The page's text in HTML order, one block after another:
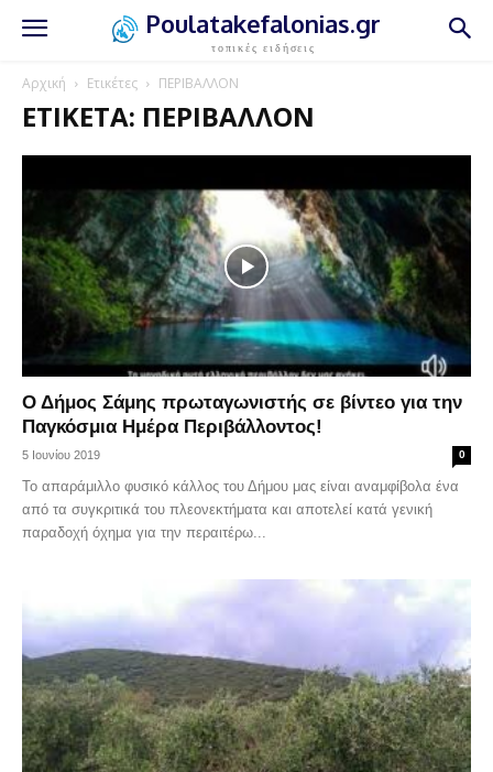
Poulatakefalonias.gr
τοπικές ειδήσεις
Αρχική Ετικέτες ΠΕΡΙΒΑΛΛΟΝ
ΕΤΙΚΈΤΑ: ΠΕΡΙΒΑΛΛΟΝ
Ο Δήμος Σάμης πρωταγωνιστής σε βίντεο για την
Παγκόσμια Ημέρα Περιβάλλοντος!
5 Ιουνίου 2019 0
Το απαράμιλλο φυσικό κάλλος του Δήμου μας είναι αναμφίβολα ένα
από τα συγκριτικά του πλεονεκτήματα και αποτελεί κατά γενική
παραδοχή όχημα για την περαιτέρω...